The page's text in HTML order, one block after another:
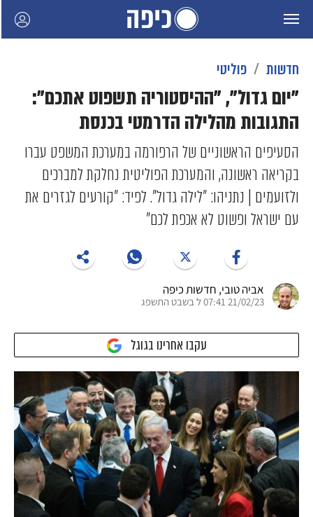
חדשות פוליטי
"יום גדול", "ההיסטוריה תשפוט אתכם":
התגובות מהלילה הדרמטי בכנסת
הסעיפים הראשוניים של הרפורמה במערכת המשפט עברו
בקריאה ראשונה, והמערכת הפוליטית נחלקת למברכים
ולזועמים | נתניהו: "לילה גדול". לפיד: "קורעים לגזרים את
עם ישראל ופשוט לא אכפת לכם"
אביה טובי, חדשות כיפה
21/02/23 07:41 ל בשבט התשפג
עקבו אחרינו בגוגל